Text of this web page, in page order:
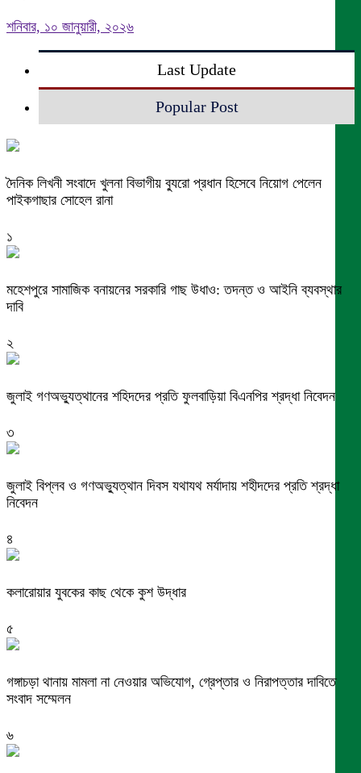
শনিবার, ১০ জানুয়ারী, ২০২৬
Last Update
Popular Post
দৈনিক লিখনী সংবাদে খুলনা বিভাগীয় ব্যুরো প্রধান হিসেবে নিয়োগ পেলেন
পাইকগাছার সোহেল রানা
১
মহেশপুরে সামাজিক বনায়নের সরকারি গাছ উধাও: তদন্ত ও আইনি ব্যবস্থার
দাবি
২
জুলাই গণঅভ্যুত্থানের শহিদদের প্রতি ফুলবাড়িয়া বিএনপির শ্রদ্ধা নিবেদন
৩
জুলাই বিপ্লব ও গণঅভ্যুত্থান দিবস যথাযথ মর্যাদায় শহীদদের প্রতি শ্রদ্ধা
নিবেদন
৪
কলারোয়ার যুবকের কাছ থেকে কুশ উদ্ধার
৫
গঙ্গাচড়া থানায় মামলা না নেওয়ার অভিযোগ, গ্রেপ্তার ও নিরাপত্তার দাবিতে
সংবাদ সম্মেলন
৬